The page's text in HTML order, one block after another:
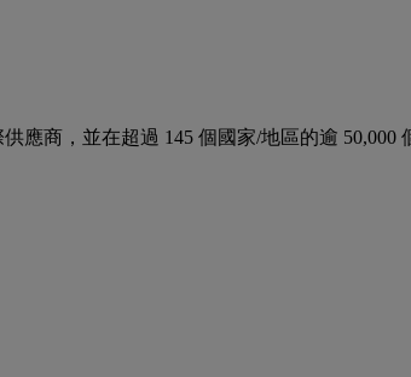
應商，並在超過 145 個國家/地區的逾 50,000